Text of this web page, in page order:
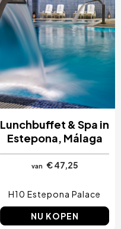
Lunchbuffet & Spa in
Estepona, Málaga
van € 47,25
H10 Estepona Palace
NU KOPEN